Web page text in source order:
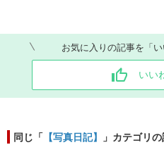
お気に入りの記事を「
いい
同じ「 【写真日記】 」カテゴリ